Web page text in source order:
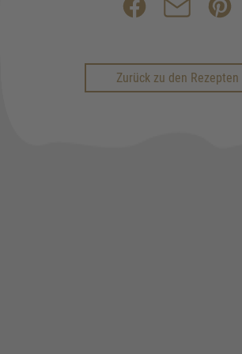
Zurück zu den Rezepten